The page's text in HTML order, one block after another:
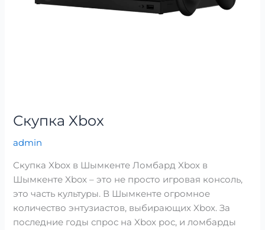
Скупка Xbox
admin
Скупка Xbox в Шымкенте Ломбард Xbox в
Шымкенте Xbox – это не просто игровая консоль,
это часть культуры. В Шымкенте огромное
количество энтузиастов, выбирающих Xbox. За
последние годы спрос на Xbox рос, и ломбарды